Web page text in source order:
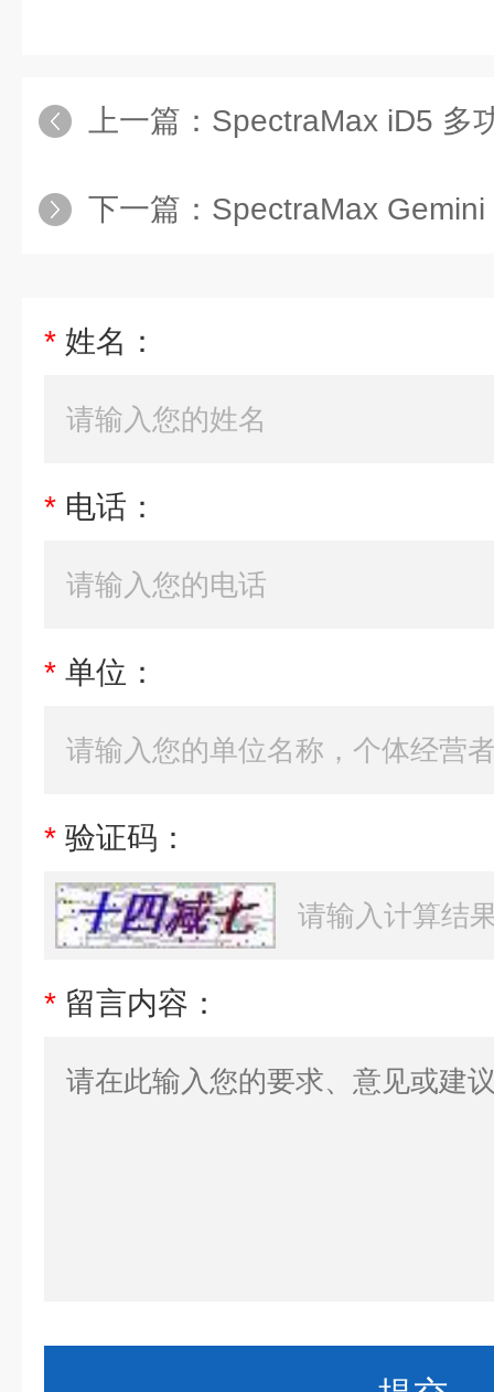
上一篇： SpectraMax iD5 多
下一篇： SpectraMax
* 姓名：
* 电话：
* 单位：
* 验证码：
* 留言内容：